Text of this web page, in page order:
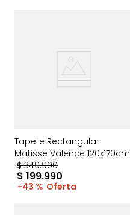
Tapete Rectangular
Matisse Valence 120x170cm
$ 349.990
$ 199.990
43 %